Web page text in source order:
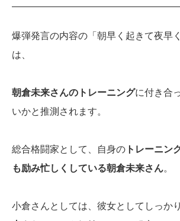
爆弾発言の内容の「朝早く起きて夜早
は、
朝倉未来さんのトレーニングに付き合
いかと推測されます。
総合格闘家として、自身の トレーニン
も励み忙しくしている朝倉未来さん。
小倉さんとしては、彼女としてしっか